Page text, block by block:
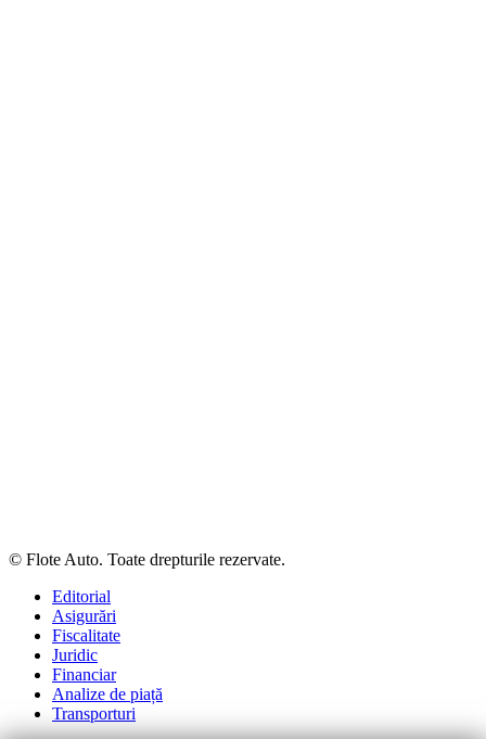
© Flote Auto. Toate drepturile rezervate.
Editorial
Asigurări
Fiscalitate
Juridic
Financiar
Analize de piață
Transporturi